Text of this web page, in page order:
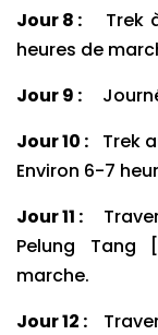
Jour 8 :
Trek
heures de
Jour 9 :
Jour 10 :
Trek
Environ 6-7
Jour 11 :
Pelung Tang
marche.
Jour 12 :